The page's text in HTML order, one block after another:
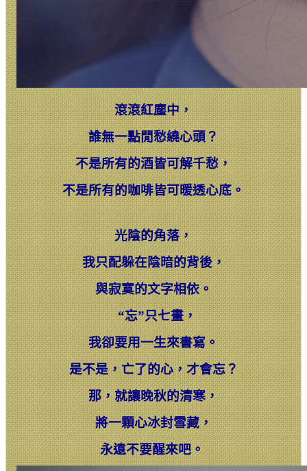
滾滾紅塵中，
誰無一點閒愁繞心頭？
不是所有的酒皆可解千愁，
不是所有的咖啡皆可暖透心底。
光陰的角落，
我只配躲在陰暗的背後，
與寂寞的文字相依。
“忘”只七畫，
我卻要用一生來書寫。
是不是，亡了的心，才會忘？
那，就讓晚秋的清寒，
將一顆心冰封雪藏，
永遠不要醒來吧。